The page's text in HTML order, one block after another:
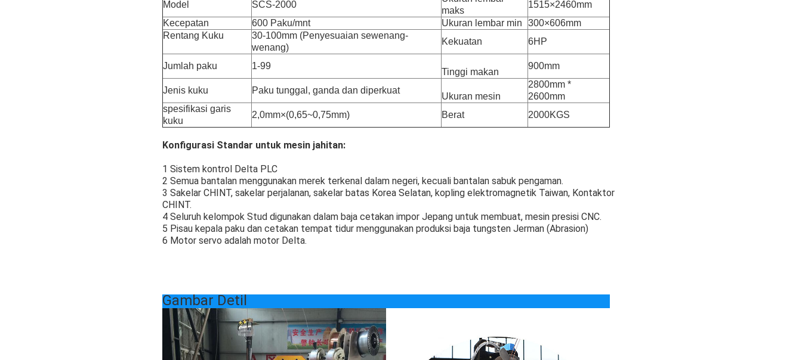
Model SCS-2000
maks
1515×2460mm
Kecepatan
600 Paku/mnt Ukuran lembar min
300×606mm
Rentang Kuku
30-100mm (Penyesuaian sewenang-
wenang)
Kekuatan 6HP
Jumlah paku 1-99
Tinggi makan
900mm
Jenis kuku Paku tunggal, ganda dan diperkuat
Ukuran mesin
2800mm *
2600mm
spesifikasi garis
kuku
2,0mm×(0,65~0,75mm) Berat 2000KGS
Konfigurasi Standar untuk mesin jahitan:
1 Sistem kontrol Delta PLC
2 Semua bantalan menggunakan merek terkenal dalam negeri, kecuali bantalan sabuk pengaman.
3 Sakelar CHINT, sakelar perjalanan, sakelar batas Korea Selatan, kopling elektromagnetik Taiwan, Kontaktor
CHINT.
4 Seluruh kelompok Stud digunakan dalam baja cetakan impor Jepang untuk membuat, mesin presisi CNC.
5 Pisau kepala paku dan cetakan tempat tidur menggunakan produksi baja tungsten Jerman (Abrasion)
6 Motor servo adalah motor Delta.
Gambar Detil